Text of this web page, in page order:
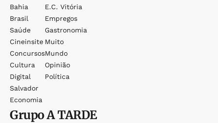
Bahia
Brasil
Saúde
Cineinsite
Concursos
Cultura
Digital
Salvador
Economia
E.c. Vitória
Empregos
Gastronomia
Muito
Mundo
Opinião
Política
GrupoA TARDE